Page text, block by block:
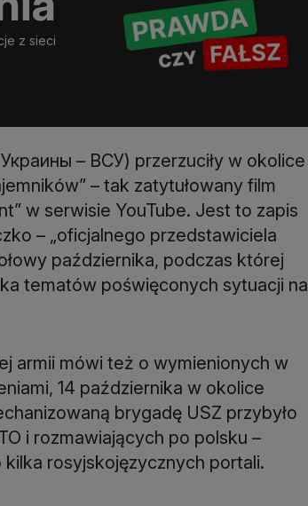
z sieci
– ВСУ) przerzuciły w okolice
– tak zatytułowany film
w serwisie YouTube. Jest to zapis
– „oficjalnego przedstawiciela
października, podczas której
tematów poświęconych sytuacji na
armii mówi też o wymienionych w
14 października w okolice
brygadę USZ przybyło
i rozmawiających po polsku –
rosyjskojęzycznych portali.